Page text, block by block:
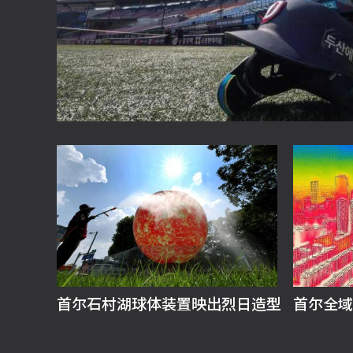
首尔石村湖球体装置映出烈日造型 首尔全